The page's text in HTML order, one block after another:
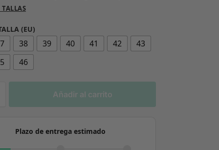
(EU)
38 39 40 41 42
43
46
Añadir al carrito
Plazo de entrega estimado